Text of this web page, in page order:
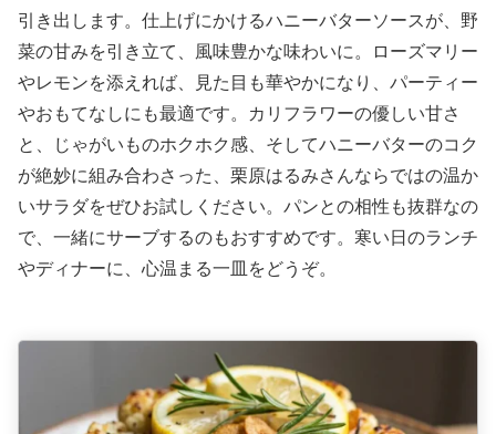
引き出します。仕上げにかけるハニーバターソースが、野
菜の甘みを引き立て、風味豊かな味わいに。ローズマリー
やレモンを添えれば、見た目も華やかになり、パーティー
やおもてなしにも最適です。カリフラワーの優しい甘さ
と、じゃがいものホクホク感、そしてハニーバターのコク
が絶妙に組み合わさった、栗原はるみさんならではの温か
いサラダをぜひお試しください。パンとの相性も抜群なの
で、一緒にサーブするのもおすすめです。寒い日のランチ
やディナーに、心温まる一皿をどうぞ。